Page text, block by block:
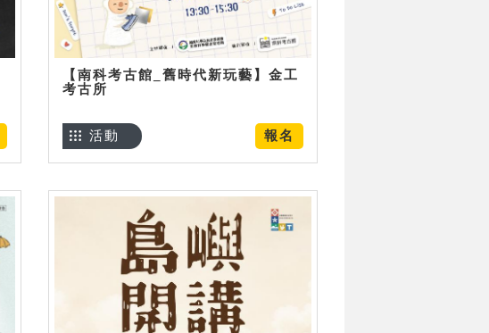
【南科考古館_舊時代新玩藝】金工
考古所
報名
活動